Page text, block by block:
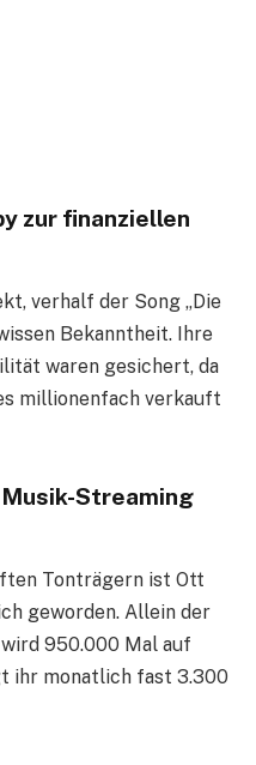
zur finanziellen
verhalf der Song „Die
Bekanntheit. Ihre
waren gesichert, da
millionenfach verkauft
Streaming
Tonträgern ist Ott
geworden. Allein der
950.000 Mal auf
ihr monatlich fast 3.300